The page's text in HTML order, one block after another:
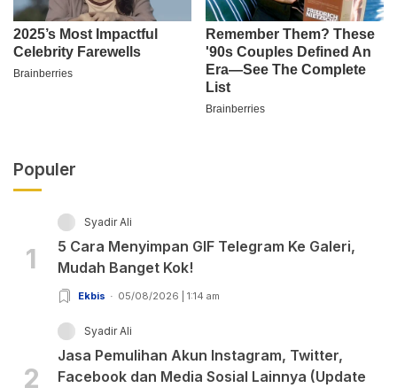
Populer
1
Syadir Ali
5 Cara Menyimpan GIF Telegram Ke Galeri,
Mudah Banget Kok!
Ekbis 05/08/2026 | 1:14 am
2
Syadir Ali
Jasa Pemulihan Akun Instagram, Twitter,
Facebook dan Media Sosial Lainnya (Update